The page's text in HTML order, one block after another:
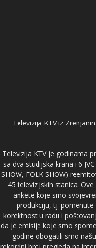
Televizija KTV iz
Televizija KTV je godinama
sa dva studijska krana i 6
SHOW, FOLK SHOW)
45 televizijskih stanica.
ankete koje smo
produkciju, tj. pomenute
korektnost u radu i
da je emisije koje smo
godine obogatili smo
rekordni broj pregleda na